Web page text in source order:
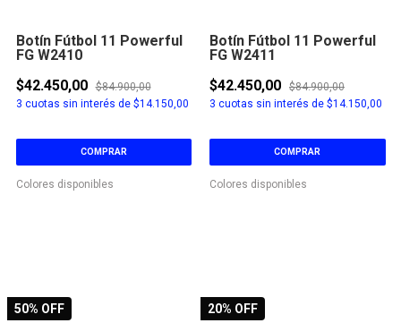
Botín Fútbol 11 Powerful
FG W2410
$42.450,00
$84.900,00
3 cuotas sin interés de $14.150,00
COMPRAR
Colores disponibles
Botín Fútbol 11 Powerful
FG W2411
$42.450,00
$84.900,00
3 cuotas sin interés de $14.150,00
COMPRAR
Colores disponibles
50% OFF 20% OFF